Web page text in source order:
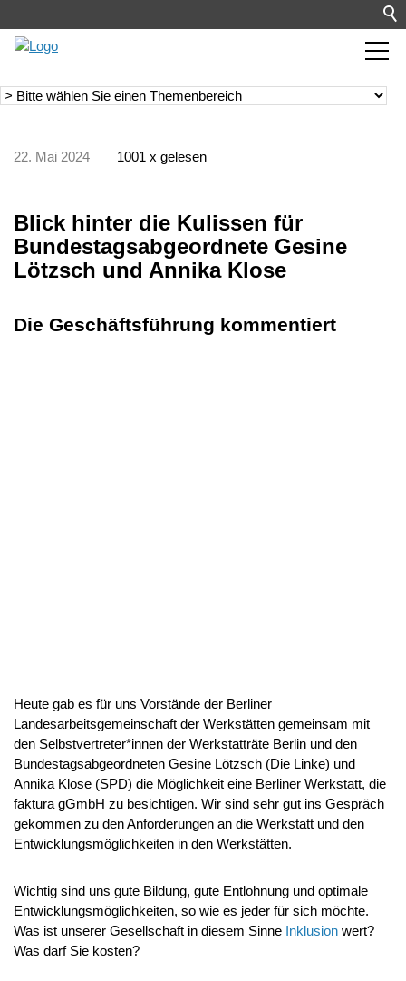
22. Mai 2024 1001 x gelesen
Blick hinter die Kulissen für
Bundestagsabgeordnete Gesine
Lötzsch und Annika Klose
Die Geschäftsführung kommentiert
Heute gab es für uns Vorstände der Berliner
Landesarbeitsgemeinschaft der Werkstätten gemeinsam mit
den Selbstvertreter*innen der Werkstatträte Berlin und den
Bundestagsabgeordneten Gesine Lötzsch (Die Linke) und
Annika Klose (SPD) die Möglichkeit eine Berliner Werkstatt, die
faktura gGmbH zu besichtigen. Wir sind sehr gut ins Gespräch
gekommen zu den Anforderungen an die Werkstatt und den
Entwicklungsmöglichkeiten in den Werkstätten.
Wichtig sind uns gute Bildung, gute Entlohnung und optimale
Entwicklungsmöglichkeiten, so wie es jeder für sich möchte.
Was ist unserer Gesellschaft in diesem Sinne Inklusion wert?
Was darf Sie kosten?